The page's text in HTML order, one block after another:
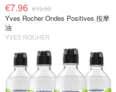
€7.96 €19.90
Yves Rocher Ondes Positives 按摩
油
YVES ROCHER